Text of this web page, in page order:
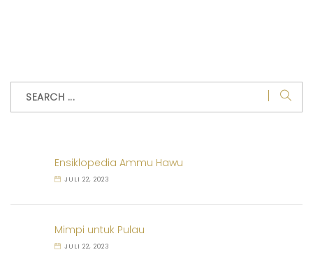
Ensiklopedia Ammu Hawu
JULI 22, 2023
Mimpi untuk Pulau
JULI 22, 2023